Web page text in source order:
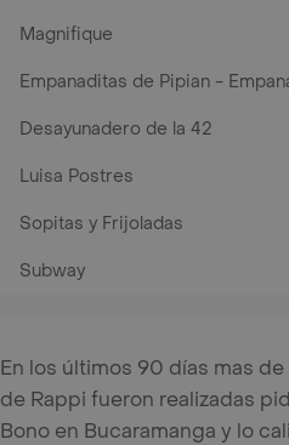
Magnifique
Empanaditas de Pipian -
Desayunadero de la 42
Luisa Postres
Sopitas y Frijoladas
Subway
En los últimos 90 días mas
de Rappi fueron realizadas
Bono en Bucaramanga y lo